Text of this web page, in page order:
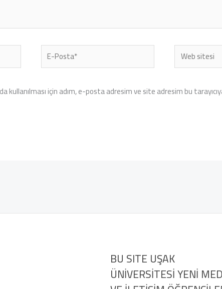
E-
Posta*
Web
sitesi
kullanılması için adım, e-posta adresim ve site adresim bu
BU SITE UŞAK
ÜNİVERSİTESİ YENİ